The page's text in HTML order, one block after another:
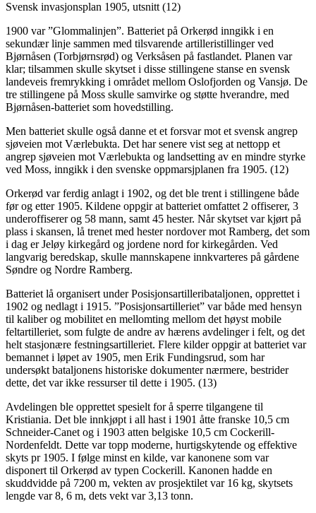
Svensk invasjonsplan 1905, utsnitt (12)
1900 var ”Glommalinjen”. Batteriet på Orkerød inngikk i en
sekundær linje sammen med tilsvarende artilleristillinger ved
Bjørnåsen (Torbjørnsrød) og Verksåsen på fastlandet. Planen var
klar; tilsammen skulle skytset i disse stillingene stanse en svensk
landeveis fremrykking i området mellom Oslofjorden og Vansjø. De
tre stillingene på Moss skulle samvirke og støtte hverandre, med
Bjørnåsen-batteriet som hovedstilling.
Men batteriet skulle også danne et et forsvar mot et svensk angrep
sjøveien mot Værlebukta. Det har senere vist seg at nettopp et
angrep sjøveien mot Værlebukta og landsetting av en mindre styrke
ved Moss, inngikk i den svenske oppmarsjplanen fra 1905. (12)
Orkerød var ferdig anlagt i 1902, og det ble trent i stillingene både
før og etter 1905. Kildene oppgir at batteriet omfattet 2 offiserer, 3
underoffiserer og 58 mann, samt 45 hester. Når skytset var kjørt på
plass i skansen, lå trenet med hester nordover mot Ramberg, det som
i dag er Jeløy kirkegård og jordene nord for kirkegården. Ved
langvarig beredskap, skulle mannskapene innkvarteres på gårdene
Søndre og Nordre Ramberg.
Batteriet lå organisert under Posisjonsartilleribataljonen, opprettet i
1902 og nedlagt i 1915. ”Posisjonsartilleriet” var både med hensyn
til kaliber og mobilitet en mellomting mellom det høyst mobile
feltartilleriet, som fulgte de andre av hærens avdelinger i felt, og det
helt stasjonære festningsartilleriet. Flere kilder oppgir at batteriet var
bemannet i løpet av 1905, men Erik Fundingsrud, som har
undersøkt bataljonens historiske dokumenter nærmere, bestrider
dette, det var ikke ressurser til dette i 1905. (13)
Avdelingen ble opprettet spesielt for å sperre tilgangene til
Kristiania. Det ble innkjøpt i all hast i 1901 åtte franske 10,5 cm
Schneider-Canet og i 1903 atten belgiske 10,5 cm Cockerill-
Nordenfeldt. Dette var topp moderne, hurtigskytende og effektive
skyts pr 1905. I følge minst en kilde, var kanonene som var
disponert til Orkerød av typen Cockerill. Kanonen hadde en
skuddvidde på 7200 m, vekten av prosjektilet var 16 kg, skytsets
lengde var 8, 6 m, dets vekt var 3,13 tonn.